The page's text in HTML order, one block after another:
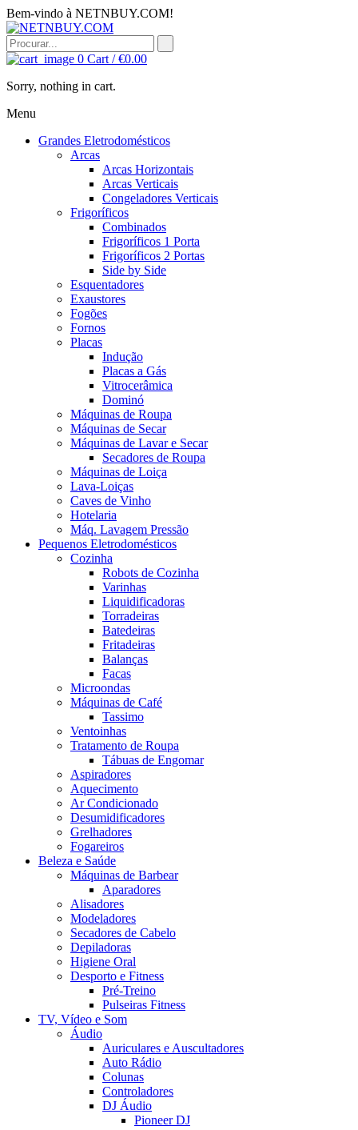
Bem-vindo à NETNBUY.COM!
0 Cart /€0.00
Sorry, nothing in cart.
Menu
Grandes Eletrodomésticos
Arcas
Arcas Horizontais
Arcas Verticais
Congeladores Verticais
Frigoríficos
Combinados
Frigoríficos 1 Porta
Frigoríficos 2 Portas
Side by Side
Esquentadores
Exaustores
Fogões
Fornos
Placas
Indução
Placas a Gás
Vitrocerâmica
Dominó
Máquinas de Roupa
Máquinas de Secar
Máquinas de Lavar e Secar
Secadores de Roupa
Máquinas de Loiça
Lava-Loiças
Caves de Vinho
Hotelaria
Máq. Lavagem Pressão
Pequenos Eletrodomésticos
Cozinha
Robots de Cozinha
Varinhas
Liquidificadoras
Torradeiras
Batedeiras
Fritadeiras
Balanças
Facas
Microondas
Máquinas de Café
Tassimo
Ventoinhas
Tratamento de Roupa
Tábuas de Engomar
Aspiradores
Aquecimento
Ar Condicionado
Desumidificadores
Grelhadores
Fogareiros
Beleza e Saúde
Máquinas de Barbear
Aparadores
Alisadores
Modeladores
Secadores de Cabelo
Depiladoras
Higiene Oral
Desporto e Fitness
Pré-Treino
Pulseiras Fitness
TV, Vídeo e Som
Áudio
Auriculares e Auscultadores
Auto Rádio
Colunas
Controladores
DJ Áudio
Pioneer DJ